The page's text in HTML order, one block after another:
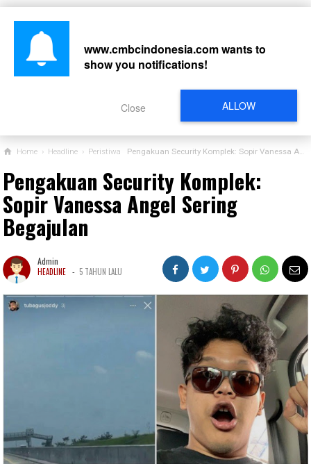
Home › Headline › Peristiwa Pengakuan Security Komplek: Sopir Vanessa Angel Sering Begajulan
Pengakuan Security Komplek:
Sopir Vanessa Angel Sering
Begajulan
Admin
HEADLINE - 5 TAHUN LALU
www.cmbcindonesia.comwants to
show you notifications!
ALLOW
Close